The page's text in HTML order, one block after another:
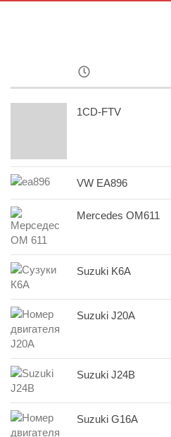
1CD-FTV
VW EA896
Mercedes OM611
Suzuki K6A
Suzuki J20A
Suzuki J24B
Suzuki G16A